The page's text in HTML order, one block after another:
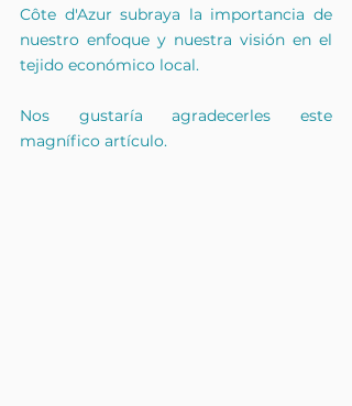
Côte d'Azur subraya la importancia de
nuestro enfoque y nuestra visión en el
tejido económico local.
Nos gustaría agradecerles este
magnífico artículo.